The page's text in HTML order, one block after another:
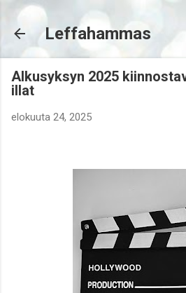
Leffahammas
Alkusyksyn 2025
illat
elokuuta 24, 2025